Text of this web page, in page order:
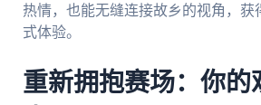
热情，也能无缝连接故乡的视角，获
式体验。
重新拥抱赛场：你的